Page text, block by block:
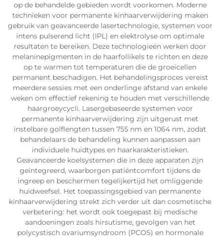
op de behandelde gebieden wordt voorkomen. Moderne
technieken voor permanente kinhaarverwijdering maken
gebruik van geavanceerde lasertechnologie, systemen voor
intens pulserend licht (IPL) en elektrolyse om optimale
resultaten te bereiken. Deze technologieën werken door
melaninepigmenten in de haarfollikels te richten en deze
op te warmen tot temperaturen die de groeicellen
permanent beschadigen. Het behandelingsproces vereist
meerdere sessies met een onderlinge afstand van enkele
weken om effectief rekening te houden met verschillende
haargroeycycli. Lasergebaseerde systemen voor
permanente kinhaarverwijdering zijn uitgerust met
instelbare golflengten tussen 755 nm en 1064 nm, zodat
behandelaars de behandeling kunnen aanpassen aan
individuele huidtypes en haarkarakteristieken.
Geavanceerde koelsystemen die in deze apparaten zijn
geïntegreerd, waarborgen patiëntcomfort tijdens de
ingreep en beschermen tegelijkertijd het omliggende
huidweefsel. Het toepassingsgebied van permanente
kinhaarverwijdering strekt zich verder uit dan cosmetische
verbetering: het wordt ook toegepast bij medische
aandoeningen zoals hirsutisme, gevolgen van het
polycystisch ovariumsyndroom (PCOS) en hormonale